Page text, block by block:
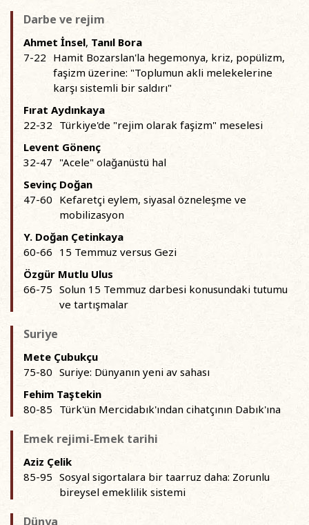
Darbe ve rejim
Ahmet İnsel, Tanıl Bora
7-22 Hamit Bozarslan'la hegemonya, kriz, popülizm,
faşizm üzerine: "Toplumun akli melekelerine
karşı sistemli bir saldırı"
Fırat Aydınkaya
22-32 Türkiye'de "rejim olarak faşizm" meselesi
Levent Gönenç
32-47 "Acele" olağanüstü hal
Sevinç Doğan
47-60 Kefaretçi eylem, siyasal özneleşme ve
mobilizasyon
Y. Doğan Çetinkaya
60-66 15 Temmuz versus Gezi
Özgür Mutlu Ulus
66-75 Solun 15 Temmuz darbesi konusundaki tutumu
ve tartışmalar
Suriye
Mete Çubukçu
75-80 Suriye: Dünyanın yeni av sahası
Fehim Taştekin
80-85 Türk'ün Mercidabık'ından cihatçının Dabık'ına
Emek rejimi-Emek tarihi
Aziz Çelik
85-95 Sosyal sigortalara bir taarruz daha: Zorunlu
bireysel emeklilik sistemi
Dünya